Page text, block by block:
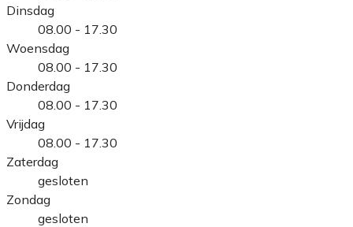
Dinsdag
08.00 - 17.30
Woensdag
08.00 - 17.30
Donderdag
08.00 - 17.30
Vrijdag
08.00 - 17.30
Zaterdag
gesloten
Zondag
gesloten